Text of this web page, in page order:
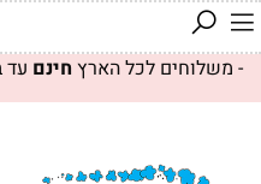
- משלוחים לכל הארץ חינם עד